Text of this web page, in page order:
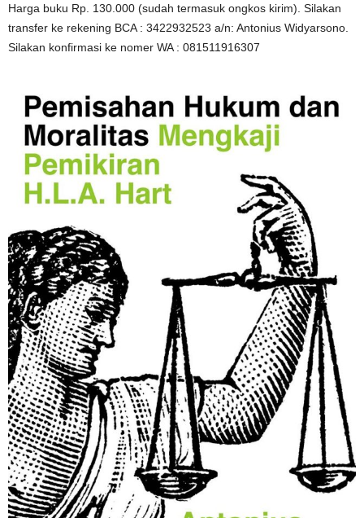
Harga buku Rp. 130.000 (sudah termasuk ongkos kirim). Silakan
transfer ke rekening BCA : 3422932523 a/n: Antonius Widyarsono.
Silakan konfirmasi ke nomer WA : 081511916307